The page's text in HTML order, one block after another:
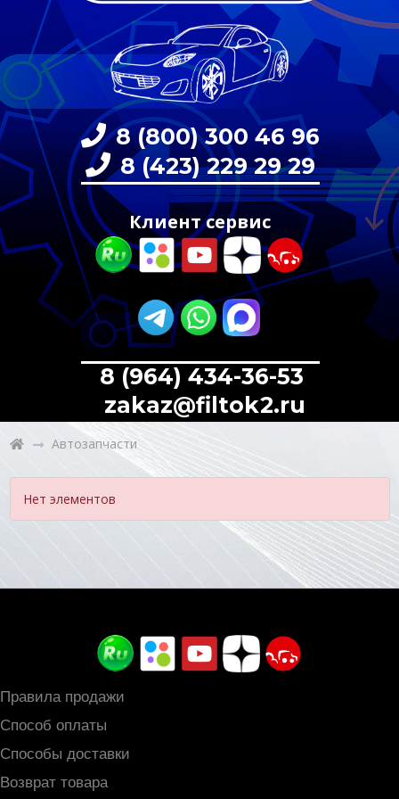
8 (800) 300 46 96
8 (423) 229 29 29
Клиент сервис
8 (964) 434-36-53
zakaz@filtok2.ru
Автозапчасти
Нет элементов
Правила продажи
Способ оплаты
Способы доставки
Возврат товара